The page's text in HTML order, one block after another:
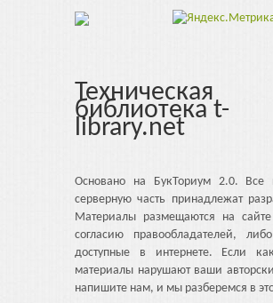
Техническая
библиотека t-
library.net
Основано на БукТориум 2.0. Все
серверную часть принадлежат
Материалы размещаются на
согласию правообладателей,
доступные в интернете. Если
материалы нарушают ваши
напишите нам, и мы разберемся в